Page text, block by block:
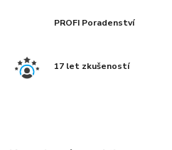
PROFI Poradenství
17 let zkušeností